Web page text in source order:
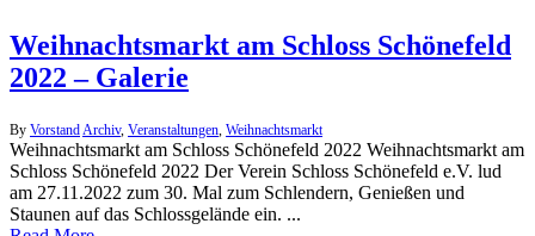
Weihnachtsmarkt am Schloss Schönefeld
2022 – Galerie
By Vorstand Archiv, Veranstaltungen Weihnachtsmarkt
Weihnachtsmarkt am Schloss Schönefeld 2022 Weihnachtsmarkt am
Schloss Schönefeld 2022 Der Verein Schloss Schönefeld e.V. lud
am 27.11.2022 zum 30. Mal zum Schlendern, Genießen und
Staunen auf das Schlossgelände ein. ...